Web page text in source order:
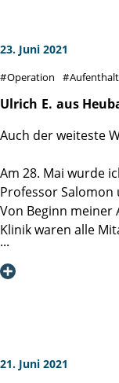
23. Juni 2021
Operation Aufenthalt
Ulrich E. aus
Auch der weiteste
Am 28. Mai wurde
Professor
Von Beginn meiner
Klinik waren alle
absolut
Wohl bemüht.
sind. Einen
21. Juni 2021